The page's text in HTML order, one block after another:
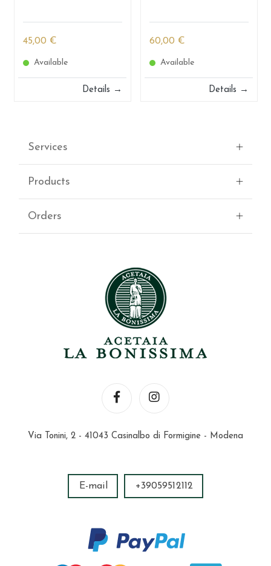
45,00 €
Available
Details →
60,00 €
Available
Details →
Services
Products
Orders
Via Tonini, 2 - 41043 Casinalbo di Formigine - Modena
E-mail +39059512112